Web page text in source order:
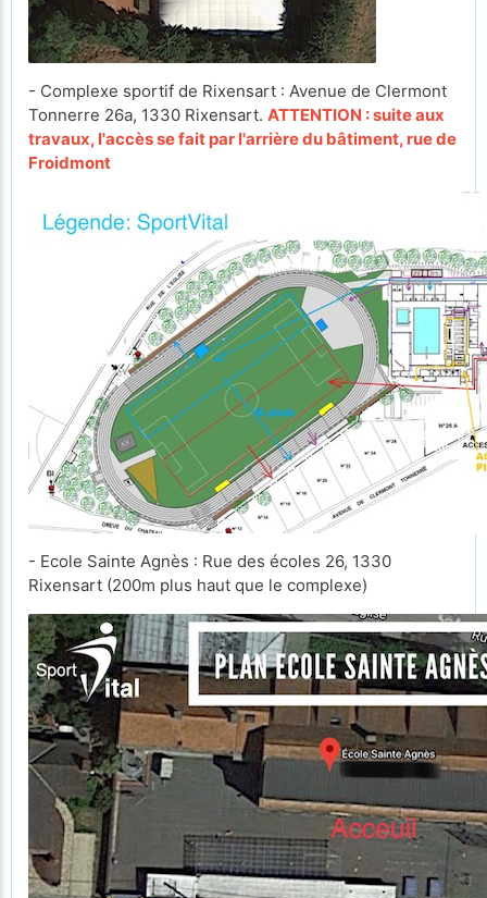
- Complexe sportif de Rixensart : Avenue de Clermont
Tonnerre 26a, 1330 Rixensart. ATTENTION : suite aux
travaux, l'accès se fait par l'arrière du bâtiment, rue de
Froidmont
- Ecole Sainte Agnès : Rue des écoles 26, 1330
Rixensart (200m plus haut que le complexe)